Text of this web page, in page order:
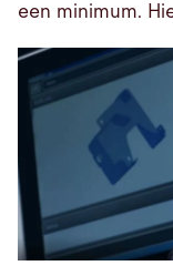
een minimum.